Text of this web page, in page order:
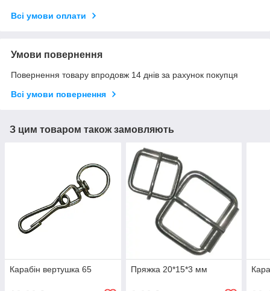
Всі умови оплати
Умови повернення
Повернення товару впродовж 14 днів за рахунок покупця
Всі умови повернення
З цим товаром також замовляють
Карабін вертушка 65 Пряжка 20*15*3 мм